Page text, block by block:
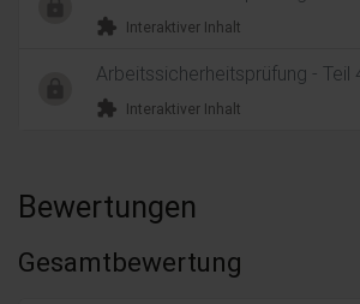
extension Interaktiver Inhalt
Arbeitssicherheitsprüfung - Teil
extension Interaktiver Inhalt
Bewertungen
Gesamtbewertung